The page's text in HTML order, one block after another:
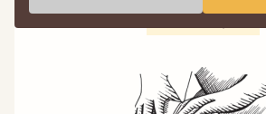
En savoir plus